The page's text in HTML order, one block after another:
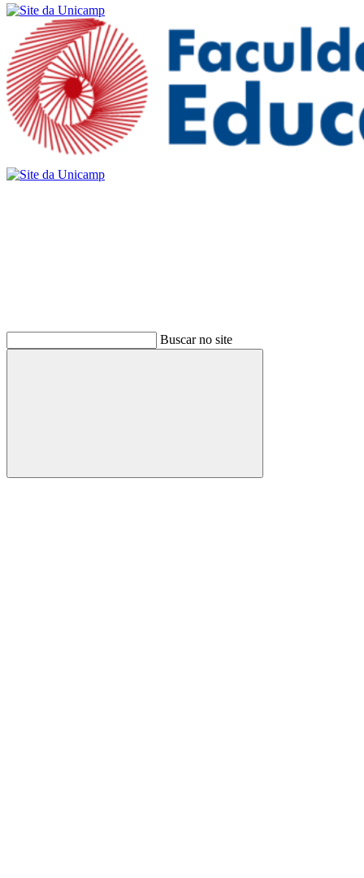
Buscar no site
Buscar